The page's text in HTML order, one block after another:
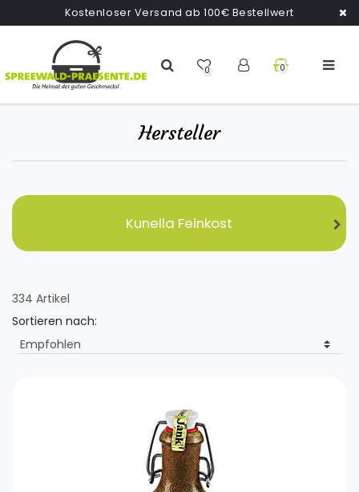
Kostenloser Versand ab 100€ Bestellwert
0 0
Hersteller
Kunella Feinkost
334 Artikel
Sortieren nach: